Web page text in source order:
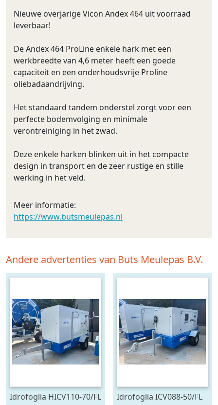
Nieuwe overjarige Vicon Andex 464 uit voorraad
leverbaar!
De Andex 464 ProLine enkele hark met een
werkbreedte van 4,6 meter heeft een goede
capaciteit en een onderhoudsvrije Proline
oliebadaandrijving.
Het standaard tandem onderstel zorgt voor een
perfecte bodemvolging en minimale
verontreiniging in het zwad.
Deze enkele harken blinken uit in het compacte
design in transport en de zeer rustige en stille
werking in het veld.
Meer informatie:
https://www.butsmeulepas.nl
Andere advertenties van Buts Meulepas B.V.
Idrofoglia HICV110-70/FL
Idrofoglia ICV088-50/FL